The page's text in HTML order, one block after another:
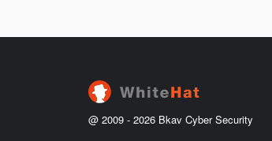
@ 2009 - 2026 Bkav Cyber Security